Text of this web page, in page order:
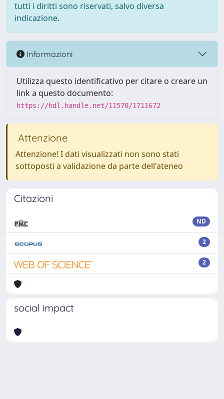
tutti i diritti sono riservati, salvo diversa
indicazione.
Informazioni
Utilizza questo identificativo per citare o creare un
link a questo documento:
https://hdl.handle.net/11570/1711672
Attenzione
Attenzione! I dati visualizzati non sono stati
sottoposti a validazione da parte dell'ateneo
Citazioni
ND
2
2
social impact